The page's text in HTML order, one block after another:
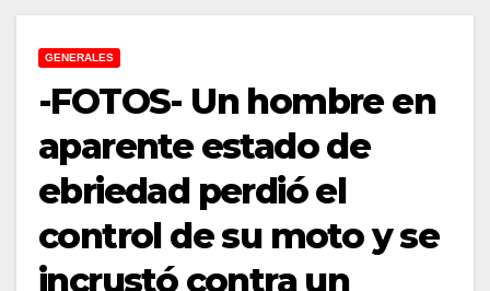
GENERALES
-FOTOS- Un hombre en
aparente estado de
ebriedad perdió el
control de su moto y se
incrustó contra un